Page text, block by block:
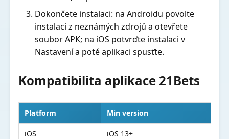
Dokončete instalaci: na Androidu povolte
instalaci z neznámých zdrojů a otevřete
soubor APK; na iOS potvrďte instalaci v
Nastavení a poté aplikaci spusťte.
Kompatibilita aplikace 21Bets
Platform Min version
iOS iOS 13+